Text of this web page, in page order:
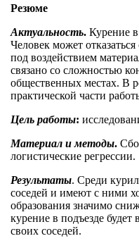
Резюме
Актуальность. Курение
Человек может
под воздействием
связано со сложностью
общественных местах. В
практической части
Цель работы:
Материал и методы.
логистические регрессии.
Результаты. Среди
соседей и имеют с ними
образования значимо
курение в подъезде
своих соседей.